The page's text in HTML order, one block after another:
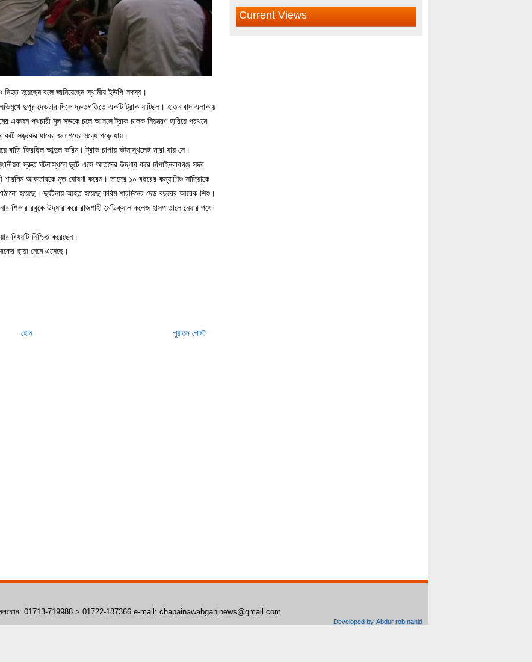
হয়েছেন বলে জানিয়েছেন স্থানীয় ইউপি সদস্য।
অভিমুখে দুপুর দেড়টার দিকে দ্রুতগতিতে একটি ট্রাক যাচ্ছিল। হাতনাবাদ এলাকায়
একজন পথচারী মুল সড়কে চলে আসলে ট্রাক চালক নিয়ন্ত্রণ হারিয়ে প্রথমে
সড়কের ধারের জলাশয়ের মধ্যে পড়ে যায়।
বাড়ি ফিরছিল আব্দুল করিম। ট্রাক চাপায় ঘটনাস্থলেই মারা যায় সে।
দ্রুত ঘটনাস্থলে ছুটে এসে আতদের উদ্ধার করে চাঁপাইনবাবগঞ্জ সদর
শারমিন আকতারকে মৃত ঘোষণা করেন। তাদের ১০ বছরের কন্যাশিশু সাদিয়াকে
হয়েছে। দুর্ঘটনায় আহত হয়েছে করিম শারমিনের দেড় বছরের আরেক শিশু।
শিকার রবুকে উদ্ধার করে রাজশাহী মেডিক্যাল কলেজ হাসপাতালে নেয়ার পথে
বিষয়টি নিশ্চিত করেছেন।
ছায়া নেমে এসেছে।
পুরাতন পোস্ট
হোম
Current Views
সেলফোন: 01713-719988 > 01722-187366 e-mail: chapainawabganjnews@gmail.com
Developed by-Abdur rob nahid